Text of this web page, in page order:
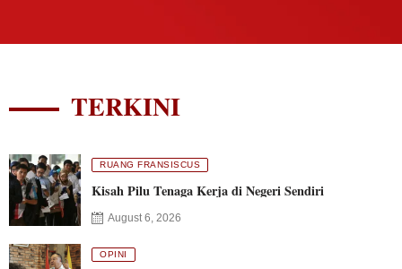
TERKINI
RUANG FRANSISCUS
Kisah Pilu Tenaga Kerja di Negeri Sendiri
August 6, 2026
OPINI